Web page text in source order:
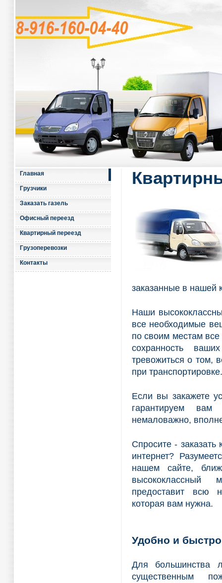
Главная
Грузчики
Заказать газель
Офисный переезд
Квартирный переезд
Грузоперевозки
Контакты
заказанные в нашей
Наши
все необходимые
по своим местам все
сохранность
тревожиться о том,
при транспортировке.
Если вы закажете
гарантируем вам
немаловажно,
Спросите -
интернет?
нашем сайте,
высококлассный
предоставит всю
которая вам нужна.
Удобно и быстро
Для большинства
существенным